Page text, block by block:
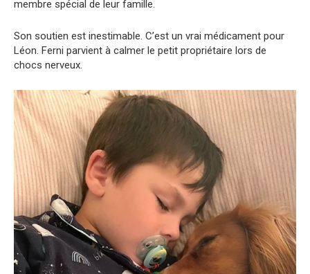
membre spécial de leur famille.
Son soutien est inestimable. C’est un vrai médicament pour
Léon. Ferni parvient à calmer le petit propriétaire lors de
chocs nerveux.